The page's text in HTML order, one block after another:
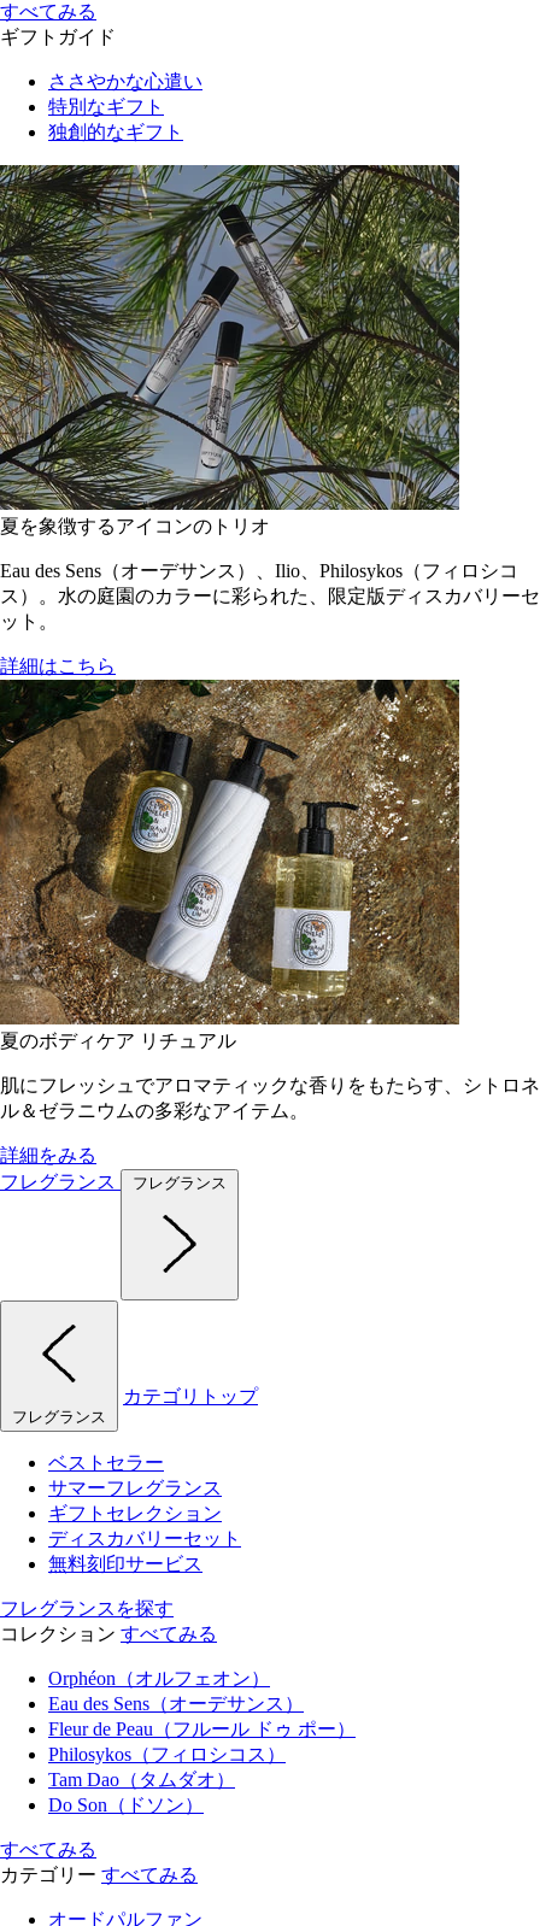
すべてみる
ギフトガイド
ささやかな心遣い
特別なギフト
独創的なギフト
夏を象徴するアイコンのトリオ
Eau des Sens（オーデサンス）、Ilio、Philosykos（フィロシコ
ス）。水の庭園のカラーに彩られた、限定版ディスカバリーセ
ット。
詳細はこちら
夏のボディケア リチュアル
肌にフレッシュでアロマティックな香りをもたらす、シトロネ
ル＆ゼラニウムの多彩なアイテム。
詳細をみる
フレグランス
フレグランス
フレグランス
カテゴリトップ
ベストセラー
サマーフレグランス
ギフトセレクション
ディスカバリーセット
無料刻印サービス
フレグランスを探す
コレクション すべてみる
Orphéon（オルフェオン）
Eau des Sens（オーデサンス）
Fleur de Peau（フルール ドゥ ポー）
Philosykos（フィロシコス）
Tam Dao（タムダオ）
Do Son（ドソン）
すべてみる
カテゴリー すべてみる
オードパルファン